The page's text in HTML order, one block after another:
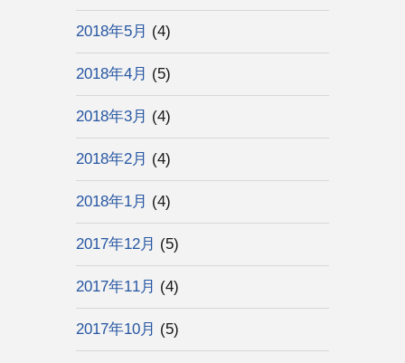
2018年5月 (4)
2018年4月 (5)
2018年3月 (4)
2018年2月 (4)
2018年1月 (4)
2017年12月 (5)
2017年11月 (4)
2017年10月 (5)